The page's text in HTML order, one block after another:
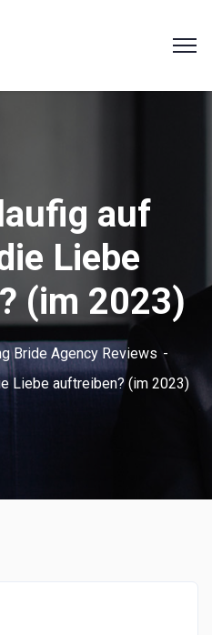
auf
Liebe
(im 2023)
Bride Agency Reviews
Liebe auftreiben? (im 2023)